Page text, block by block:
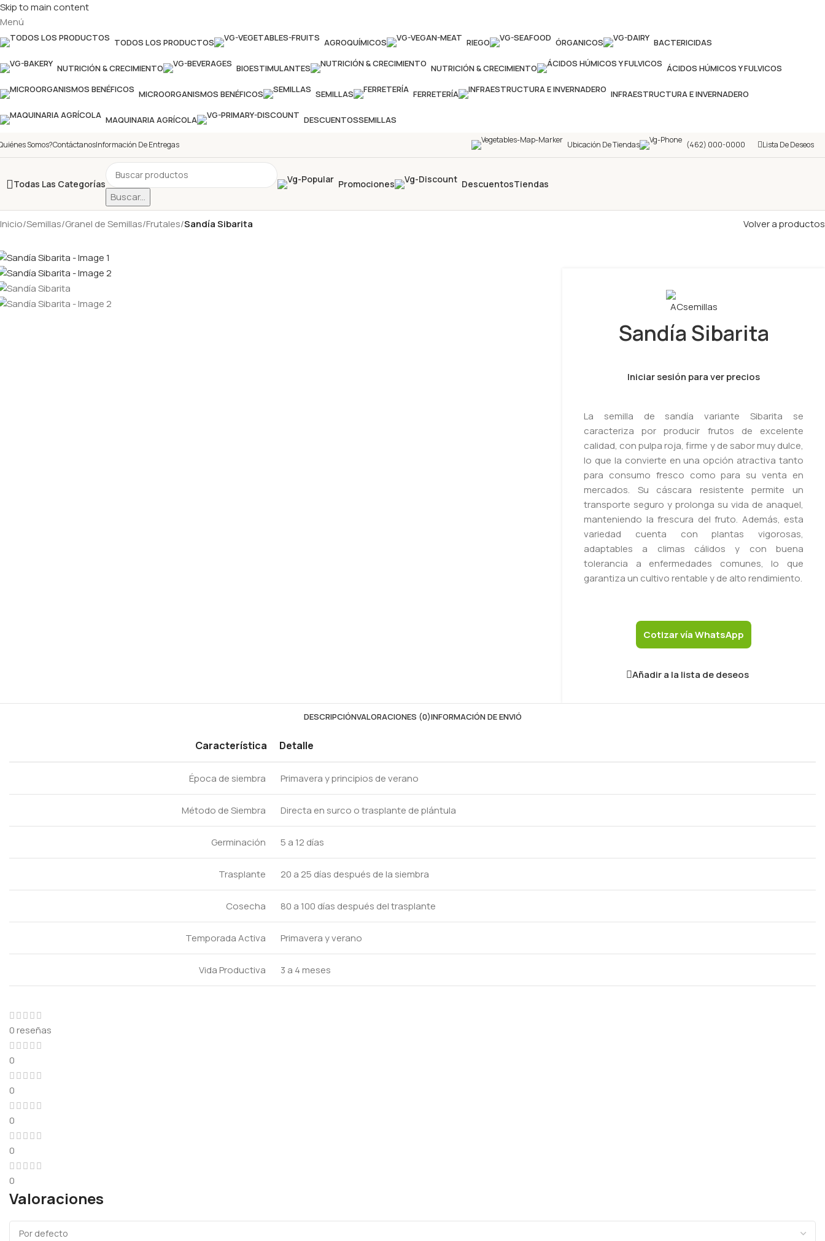
Skip to main content
Menú
TODOS LOS PRODUCTOS AGROQUÍMICOS RIEGO ÓRGANICOS BACTERICIDAS
NUTRICIÓN & CRECIMIENTO BIOESTIMULANTES NUTRICIÓN & CRECIMIENTO ÁCIDOS HÚMICOS Y FULVICOS
MICROORGANISMOS BENÉFICOS SEMILLAS FERRETERÍA INFRAESTRUCTURA E INVERNADERO
MAQUINARIA AGRÍCOLA DESCUENTOSSEMILLAS
Somos?ContáctanosInformación De Entregas Ubicación De Tiendas (462) 000-0000 Lista De Deseos
Todas Las Categorías
Buscar...
Promociones DescuentosTiendas
Inicio/Semillas/Granel de Semillas/Frutales/Sandía Sibarita Volver a productos
Sandía Sibarita
Iniciar sesión para ver precios
La semilla de sandía variante Sibarita se
caracteriza por producir frutos de excelente
calidad, con pulpa roja, firme y de sabor muy dulce,
lo que la convierte en una opción atractiva tanto
para consumo fresco como para su venta en
mercados. Su cáscara resistente permite un
transporte seguro y prolonga su vida de anaquel,
manteniendo la frescura del fruto. Además, esta
variedad cuenta con plantas vigorosas,
adaptables a climas cálidos y con buena
tolerancia a enfermedades comunes, lo que
garantiza un cultivo rentable y de alto rendimiento.
Cotizar vía WhatsApp
Añadir a la lista de deseos
DESCRIPCIÓNVALORACIONES (0)INFORMACIÓN DE ENVIÓ
Característica Detalle
Época de siembra Primavera y principios de verano
Método de Siembra Directa en surco o trasplante de plántula
Germinación 5 a 12 días
Trasplante 20 a 25 días después de la siembra
Cosecha 80 a 100 días después del trasplante
Temporada Activa Primavera y verano
Vida Productiva 3 a 4 meses
0 reseñas
0
0
0
0
0
Valoraciones